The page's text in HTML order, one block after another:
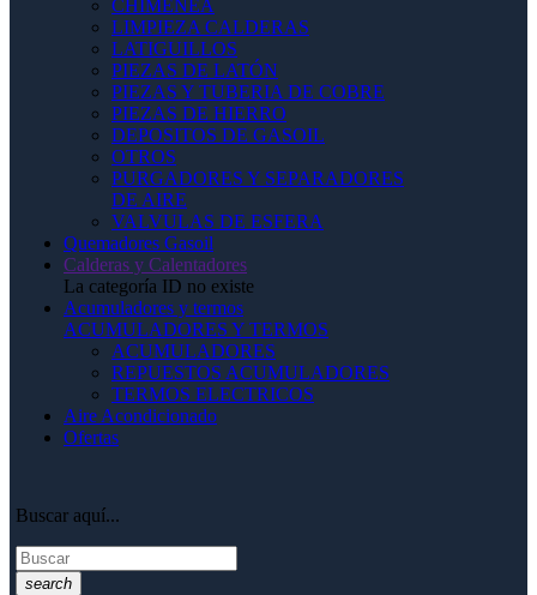
CHIMENEA
LIMPIEZA CALDERAS
LATIGUILLOS
PIEZAS DE LATÓN
PIEZAS Y TUBERIA DE COBRE
PIEZAS DE HIERRO
DEPOSITOS DE GASOIL
OTROS
PURGADORES Y SEPARADORES
DE AIRE
VALVULAS DE ESFERA
Quemadores Gasoil
Calderas y Calentadores
La categoría ID no existe
Acumuladores y termos
ACUMULADORES Y TERMOS
ACUMULADORES
REPUESTOS ACUMULADORES
TERMOS ELECTRICOS
Aire Acondicionado
Ofertas
Buscar aquí...
search